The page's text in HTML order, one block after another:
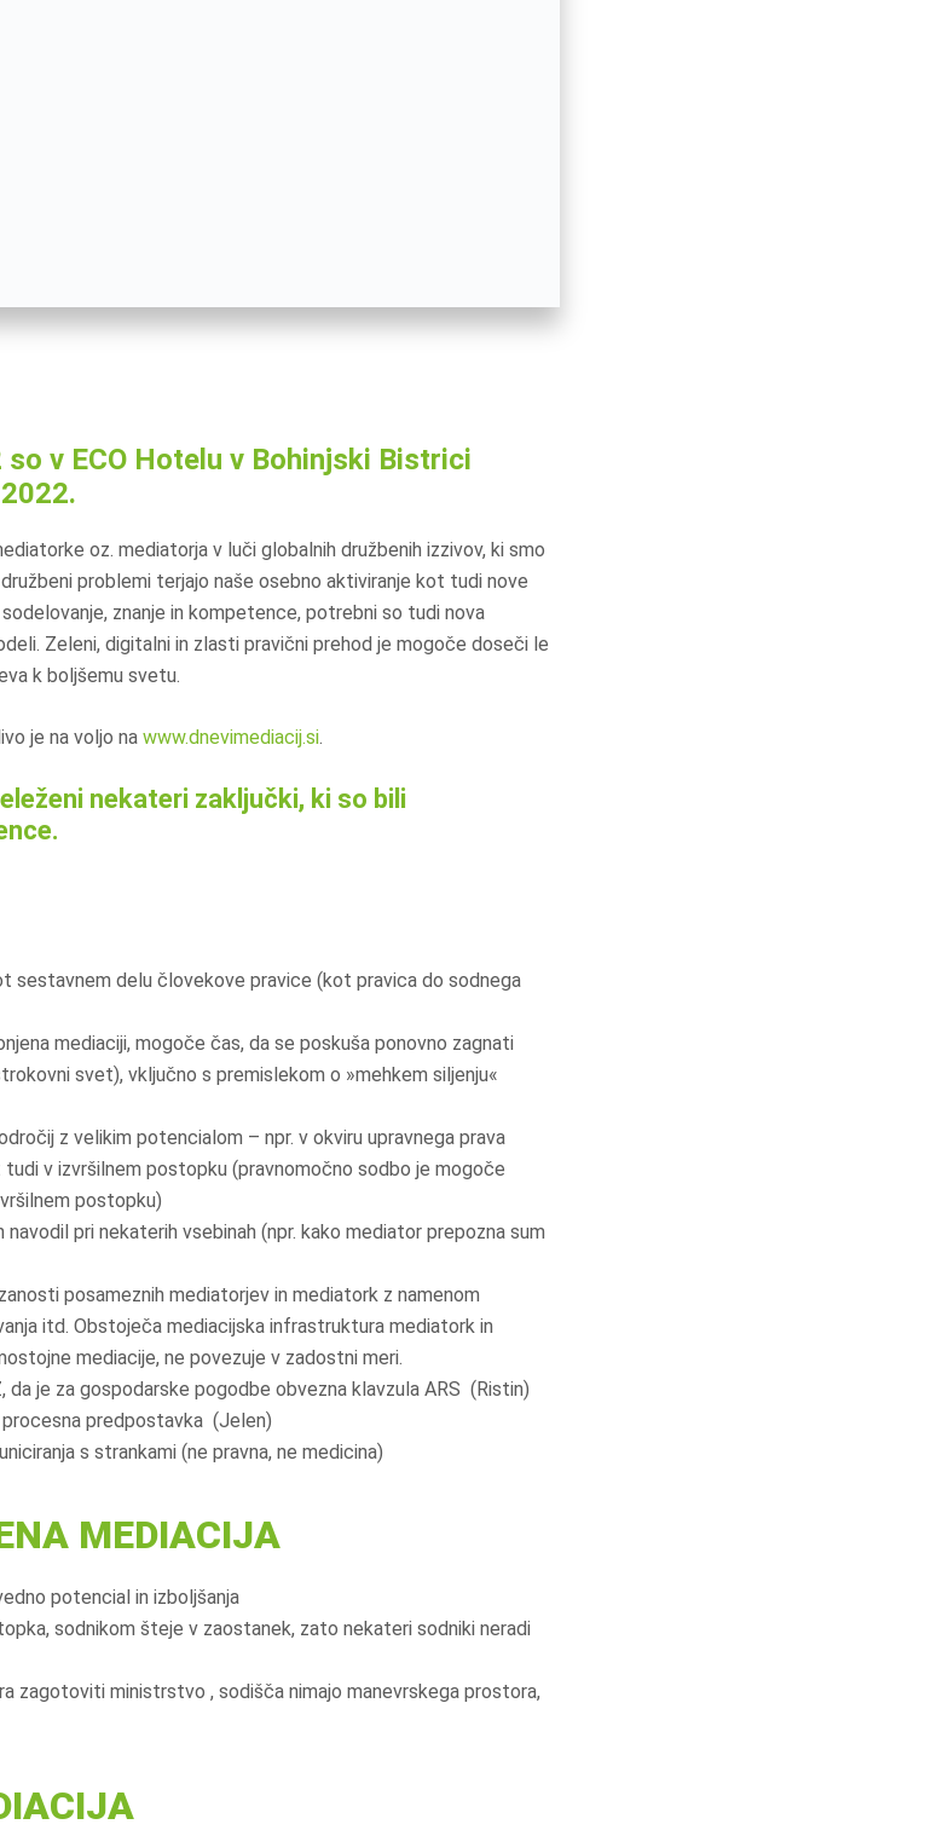
v ECO Hotelu v Bohinjski Bistrici
oz. mediatorja v luči globalnih družbenih izzivov, ki smo
problemi terjajo naše osebno aktiviranje kot tudi nove
znanje in kompetence, potrebni so tudi nova
Zeleni, digitalni in zlasti pravični prehod je mogoče doseči le
k boljšemu svetu.
je na voljo na www.dnevimediacij.si.
nekateri zaključki, ki so bili
sestavnem delu človekove pravice (kot pravica do sodnega
mediaciji, mogoče čas, da se poskuša ponovno zagnati
svet), vključno s premislekom o »mehkem siljenju«
z velikim potencialom – npr. v okviru upravnega prava
v izvršilnem postopku (pravnomočno sodbo je mogoče
postopku)
navodil pri nekaterih vsebinah (npr. kako mediator prepozna sum
posameznih mediatorjev in mediatork z namenom
itd. Obstoječa mediacijska infrastruktura mediatork in
mediacije, ne povezuje v zadostni meri.
da je za gospodarske pogodbe obvezna klavzula ARS (Ristin)
predpostavka (Jelen)
s strankami (ne pravna, ne medicina)
MEDIACIJA
potencial in izboljšanja
sodnikom šteje v zaostanek, zato nekateri sodniki neradi
zagotoviti ministrstvo , sodišča nimajo manevrskega prostora,